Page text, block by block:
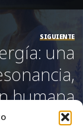
SIGUIENTE
una
humana